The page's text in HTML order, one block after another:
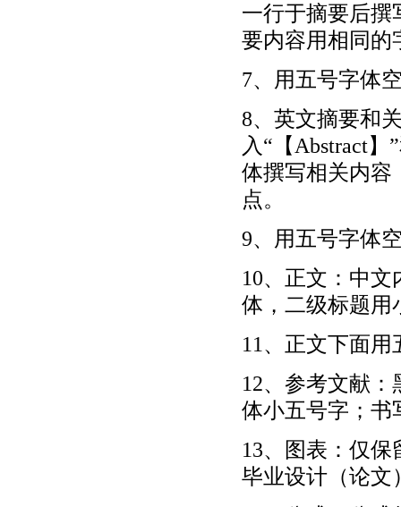
一行于摘要后撰
要内容用相同的
7、用五号字体
8、英文摘要和
入“【Abstract】
体撰写相关内容
点。
9、用五号字体
10、正文：中
体，二级标题用
11、正文下面
12、参考文献
体小五号字；书
13、图表：仅
毕业设计（论文